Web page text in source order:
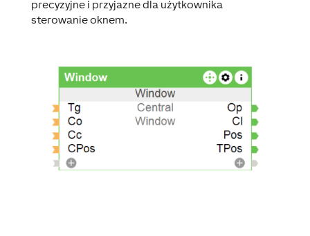
precyzyjne i przyjazne dla użytkownika
sterowanie oknem.